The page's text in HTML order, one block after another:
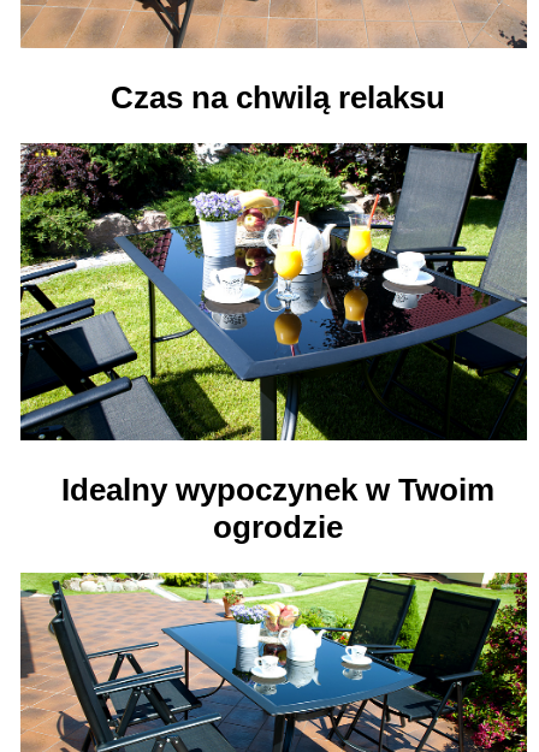
Czas na chwilą relaksu
Idealny wypoczynek w Twoim
ogrodzie